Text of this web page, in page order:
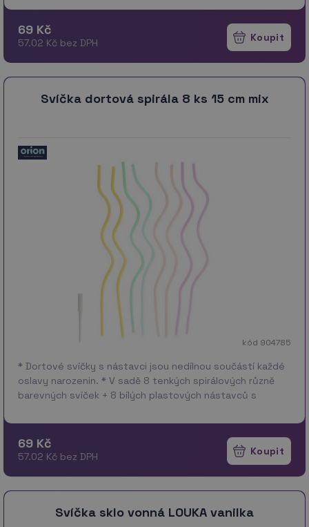
69 Kč
57.02 Kč bez DPH
Svíčka dortová spirála 8 ks 15 cm mix
kód 904785
* Dortové svíčky s nástavci jsou nedílnou součástí každé
oslavy narozenin. * V sadě 8 tenkých spirálových různě
barevných svíček + 8 bílých plastových nástavců s
69 Kč
57.02 Kč bez DPH
Svíčka sklo vonná LOUKA vanilka